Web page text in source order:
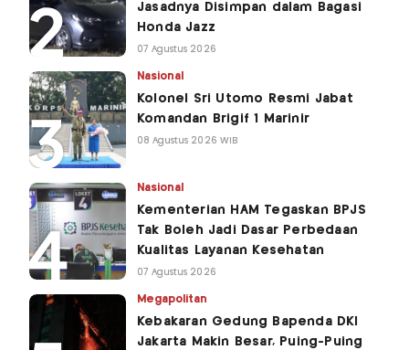
Jasadnya Disimpan dalam Bagasi
Honda Jazz
07 Agustus 2026
Nasional
Kolonel Sri Utomo Resmi Jabat
Komandan Brigif 1 Marinir
08 Agustus 2026 WIB
Nasional
Kementerian HAM Tegaskan BPJS
Tak Boleh Jadi Dasar Perbedaan
Kualitas Layanan Kesehatan
07 Agustus 2026
Megapolitan
Kebakaran Gedung Bapenda DKI
Jakarta Makin Besar, Puing-Puing